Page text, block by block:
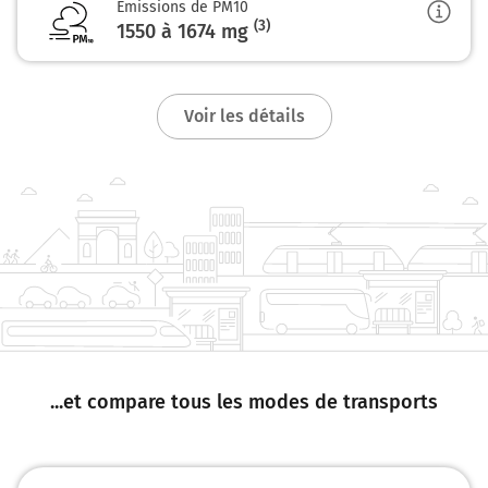
0h33 Grandvilliers
Emissions de PM10
1550 à 1674 mg (3)
Voir les détails
...et compare tous les modes de transports